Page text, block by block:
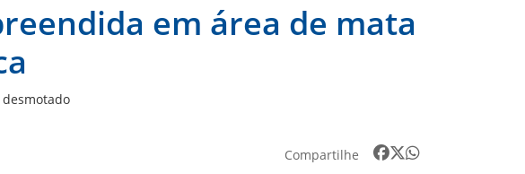
em área de mata
Compartilhe